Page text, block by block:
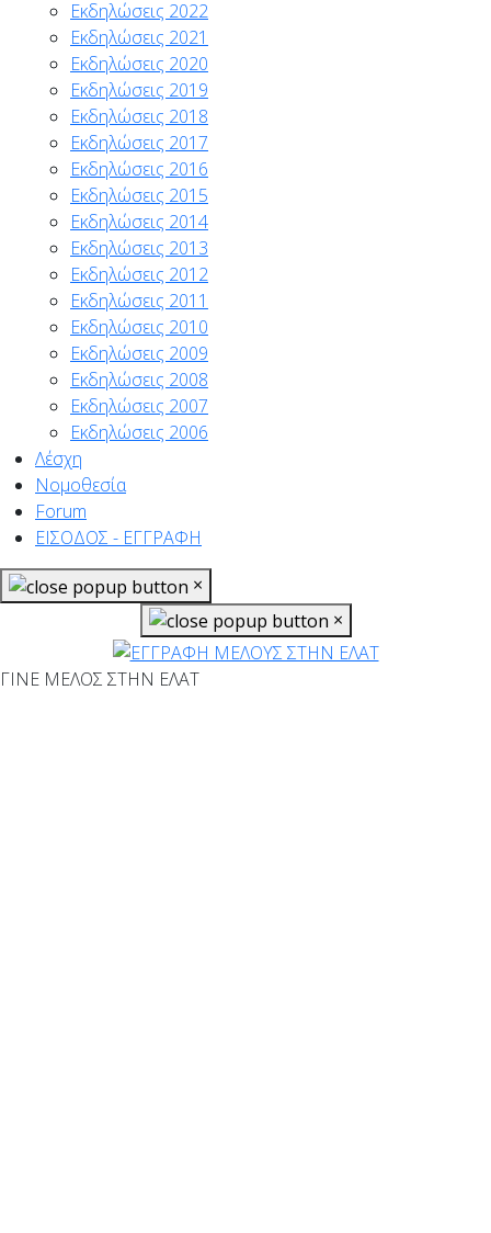
Εκδηλώσεις 2022
Εκδηλώσεις 2021
Εκδηλώσεις 2020
Εκδηλώσεις 2019
Εκδηλώσεις 2018
Εκδηλώσεις 2017
Εκδηλώσεις 2016
Εκδηλώσεις 2015
Εκδηλώσεις 2014
Εκδηλώσεις 2013
Εκδηλώσεις 2012
Εκδηλώσεις 2011
Εκδηλώσεις 2010
Εκδηλώσεις 2009
Εκδηλώσεις 2008
Εκδηλώσεις 2007
Εκδηλώσεις 2006
Λέσχη
Νομοθεσία
Forum
ΕΙΣΟΔΟΣ - ΕΓΓΡΑΦΗ
×
×
ΓΙΝΕ ΜΕΛΟΣ ΣΤΗΝ ΕΛΑΤ